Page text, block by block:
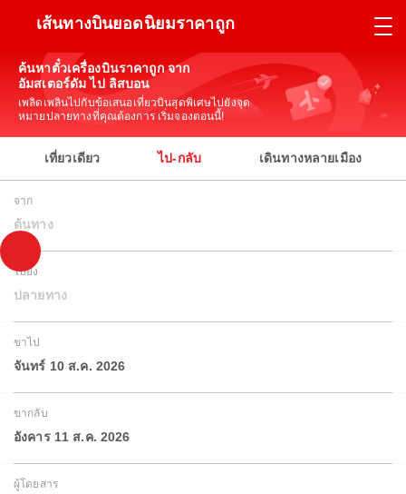
เส้นทางบินยอดนิยมราคาถูก
ค้นหาตั๋วเครื่องบินราคาถูก จาก
อัมสเตอร์ดัม ไป ลิสบอน
เพลิดเพลินไปกับข้อเสนอเที่ยวบินสุดพิเศษไปยังจุด
หมายปลายทางที่คุณต้องการ เริ่มจองตอนนี้!
เที่ยวเดียว ไป-กลับ เดินทางหลายเมือง
จาก
ต้นทาง
ไปยัง
ปลายทาง
ขาไป
จันทร์ 10 ส.ค. 2026
ขากลับ
อังคาร 11 ส.ค. 2026
ผู้โดยสาร